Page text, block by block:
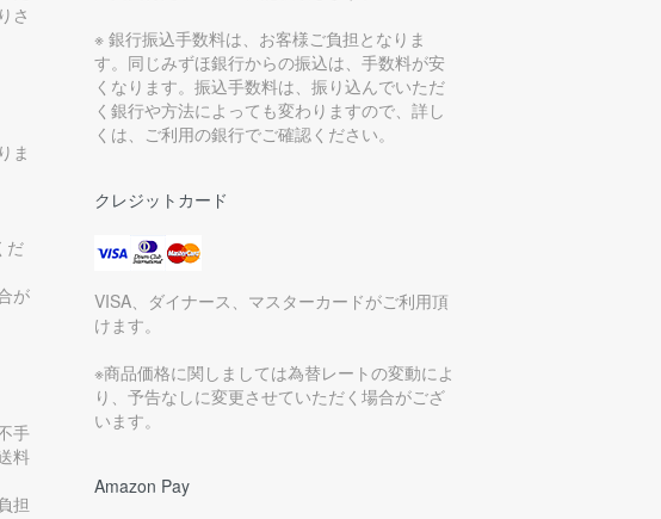
さ
ま
だ
が
手
料
担
※ 銀行振込手数料は、お客様ご負担となりま
す。同じみずほ銀行からの振込は、手数料が安
くなります。振込手数料は、振り込んでいただ
く銀行や方法によっても変わりますので、詳し
くは、ご利用の銀行でご確認ください。
クレジットカード
VISA、ダイナース、マスターカードがご利用頂
けます。
※商品価格に関しましては為替レートの変動によ
り、予告なしに変更させていただく場合がござ
います。
Amazon Pay